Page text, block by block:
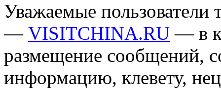
Уважаемые пользователи
— VISITCHINA.RU — в
размещение сообщений,
информацию, клевету,